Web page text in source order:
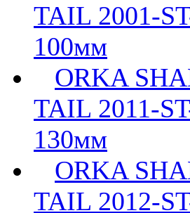
TAIL 2001-
100мм
ORKA
TAIL 2011-
130мм
ORKA
TAIL 2012-